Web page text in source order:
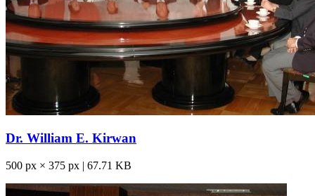
Dr. William E. Kirwan
500 px × 375 px | 67.71 KB